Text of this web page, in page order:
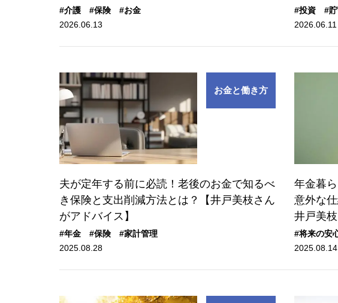
#介護 #保険
#お金
2026.06.13
#投資 #
2026.06.11
お金と働き方
夫が定年する前に必読！老後のお金で知るべ
き保険と支出削減方法とは？【井戸美枝さん
がアドバイス】
#年金 #保険
#家計管理
2025.08.28
年金暮
意外な
井戸美
#将来の安
2025.08.14